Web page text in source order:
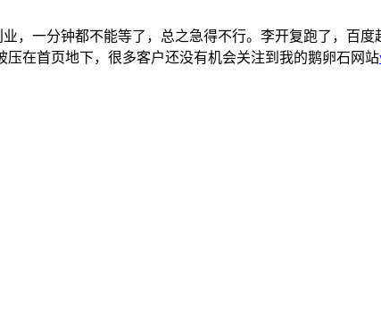
，一分钟都不能等了，总之急得不行。李开复跑了，百度
在首页地下，很多客户还没有机会关注到我的鹅卵石网站